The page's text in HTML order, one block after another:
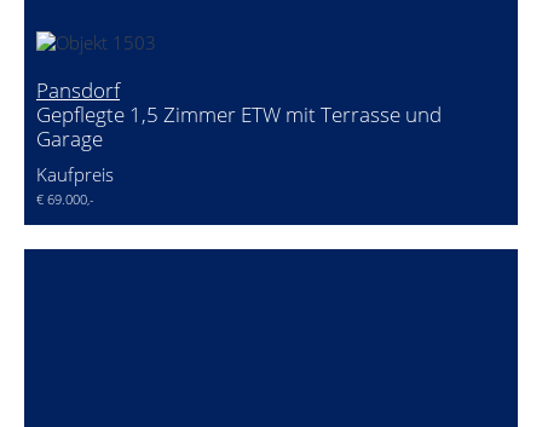
Pansdorf
Gepflegte 1,5 Zimmer ETW mit Terrasse und
Garage
Kaufpreis
€ 69.000,-